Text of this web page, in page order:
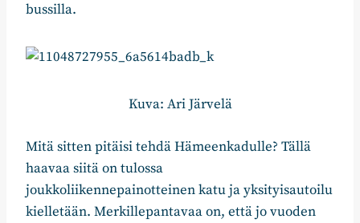
bussilla.
Kuva: Ari Järvelä
Mitä sitten pitäisi tehdä Hämeenkadulle? Tällä
haavaa siitä on tulossa
joukkoliikennepainotteinen katu ja yksityisautoilu
kielletään. Merkillepantavaa on, että jo vuoden